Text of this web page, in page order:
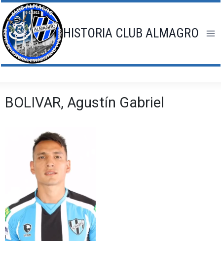
Saltar
al
contenido
HISTORIA CLUB ALMAGRO
BOLIVAR, Agustín Gabriel